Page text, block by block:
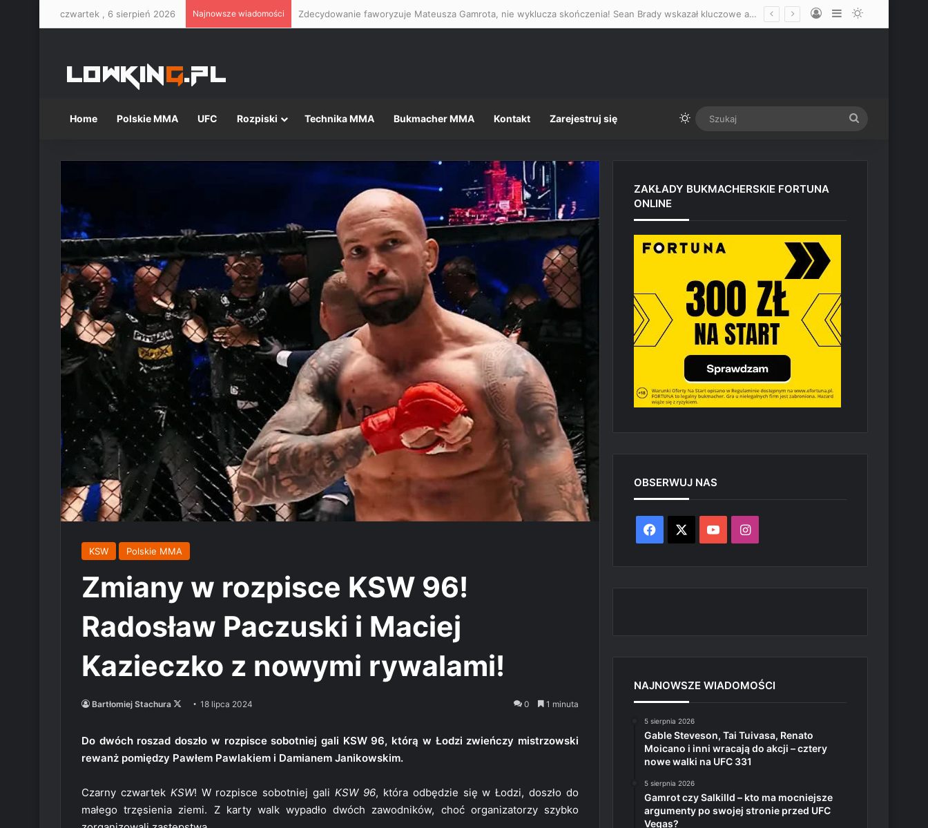
czwartek , 6 sierpień 2026 Najnowsze wiadomości Zdecydowanie faworyzuje Mateusza Gamrota, nie wyklucza skończenia! Sean Brady wskazał kluczowe atuty Polaka przed starciem z Quillanem Salkilldem Log InSidebarSwitch skin
Home Polskie MMA UFC Rozpiski Technika MMA Bukmacher MMA Kontakt Zarejestruj się Switch skin
KSW Polskie MMA
Zmiany w rozpisce KSW 96!
Radosław Paczuski i Maciej
Kazieczko z nowymi rywalami!
Bartłomiej Stachura
Follow
X
18 lipca 2024 0 1 minuta
Do dwóch roszad doszło w rozpisce sobotniej gali KSW 96, którą w Łodzi zwieńczy mistrzowski
rewanż pomiędzy Pawłem Pawlakiem i Damianem Janikowskim.
Czarny czwartek KSW! W rozpisce sobotniej galiKSW 96, która odbędzie się w Łodzi, doszło do
małego trzęsienia ziemi. Z karty walk wypadło dwóch zawodników, choć organizatorzy szybko
ZAKŁADY BUKMACHERSKIE FORTUNA
ONLINE
OBSERWUJ NAS
Facebook YouTubeInstagram
NAJNOWSZE WIADOMOŚCI
5 sierpnia 2026
Gable Steveson, Tai Tuivasa, Renato
Moicano i inni wracają do akcji – cztery
nowe walki na UFC 331
5 sierpnia 2026
Gamrot czy Salkilld – kto ma mocniejsze
argumenty po swojej stronie przed UFC
Vegas?